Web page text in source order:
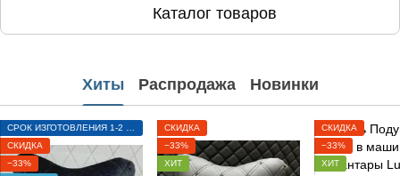
Каталог товаров
Хиты Распродажа Новинки
СКИДКА
−33%
СКИДКА
−33%
ХИТ
СКИДКА
−33%
ХИТ